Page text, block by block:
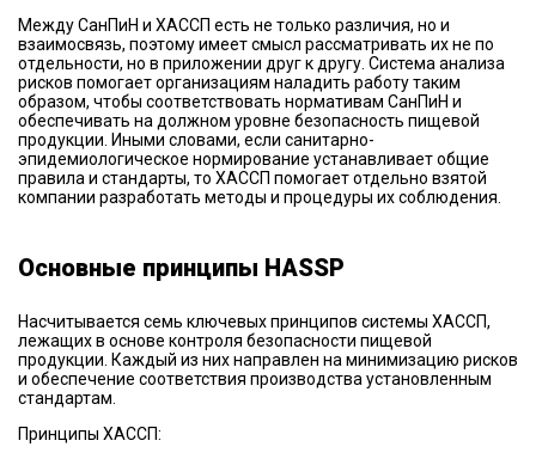
Между СанПиН и ХАССП есть не только различия, но и
взаимосвязь, поэтому имеет смысл рассматривать их не по
отдельности, но в приложении друг к другу. Система анализа
рисков помогает организациям наладить работу таким
образом, чтобы соответствовать нормативам СанПиН и
обеспечивать на должном уровне безопасность пищевой
продукции. Иными словами, если санитарно-
эпидемиологическое нормирование устанавливает общие
правила и стандарты, то ХАССП помогает отдельно взятой
компании разработать методы и процедуры их соблюдения.
Основные принципы HASSP
Насчитывается семь ключевых принципов системы ХАССП,
лежащих в основе контроля безопасности пищевой
продукции. Каждый из них направлен на минимизацию рисков
и обеспечение соответствия производства установленным
стандартам.
Принципы ХАССП: